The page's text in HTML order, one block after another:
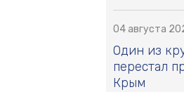
04 августа
Один из
перестал
Крым